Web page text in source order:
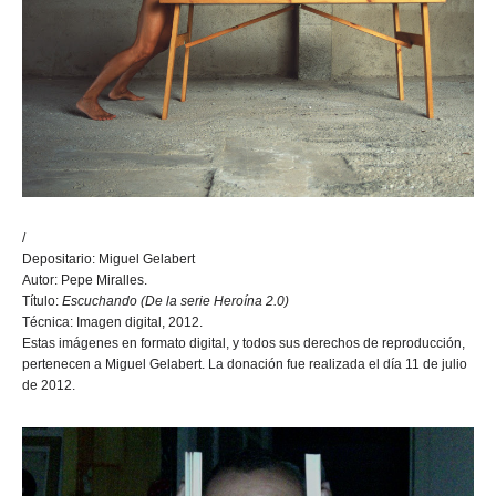
/
Depositario: Miguel Gelabert
Autor: Pepe Miralles.
Título: Escuchando (De la serie Heroína 2.0)
Técnica: Imagen digital, 2012.
Estas imágenes en formato digital, y todos sus derechos de reproducción,
pertenecen a Miguel Gelabert. La donación fue realizada el día 11 de julio
de 2012.